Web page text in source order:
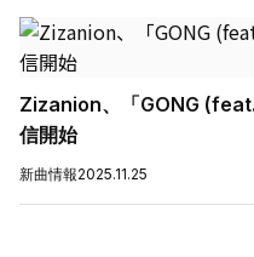
Zizanion、「GONG
信開始
新曲情報2025.11.25